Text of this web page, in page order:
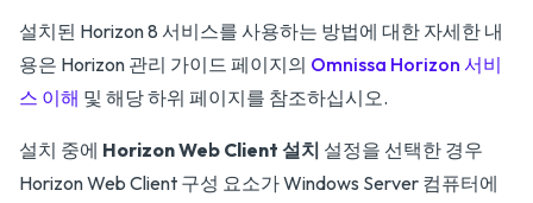
설치된 Horizon 8 서비스를 사용하는 방법에 대한 자세한 내
용은 Horizon 관리 가이드 페이지의 Omnissa Horizon 서비
스 이해 및 해당 하위 페이지를 참조하십시오.
설치 중에 Horizon Web Client 설치 설정을 선택한 경우
Horizon Web Client 구성 요소가 Windows Server 컴퓨터에